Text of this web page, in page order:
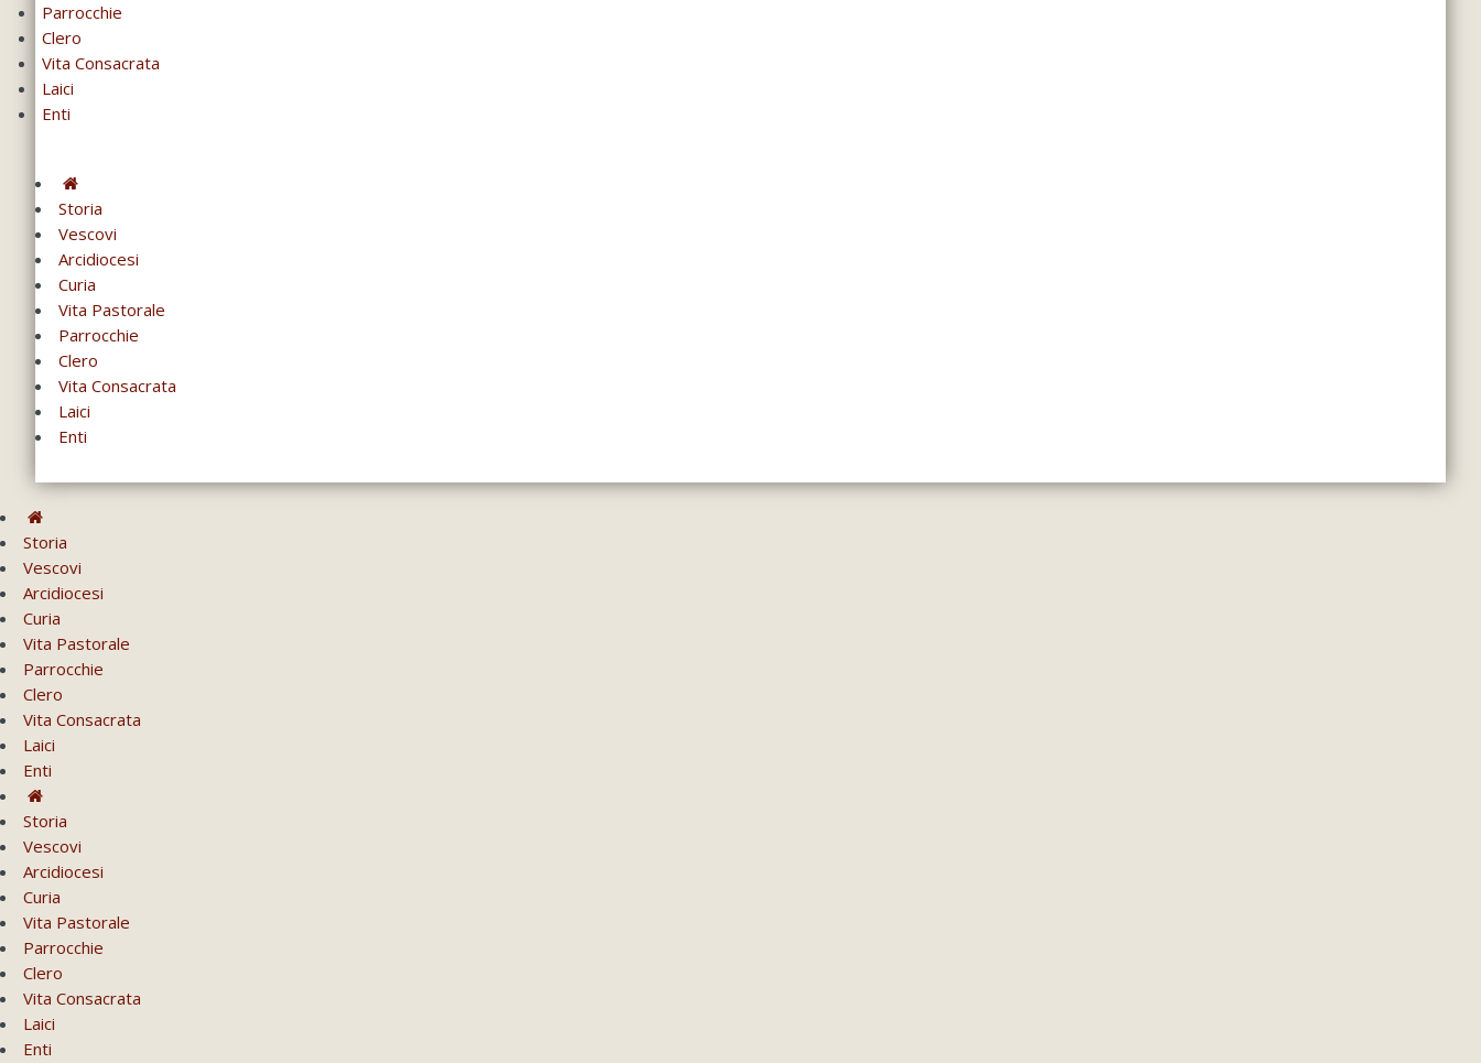
Parrocchie
Clero
Vita Consacrata
Laici
Enti
Storia
Vescovi
Arcidiocesi
Curia
Vita Pastorale
Parrocchie
Clero
Vita Consacrata
Laici
Enti
Storia
Vescovi
Arcidiocesi
Curia
Vita Pastorale
Parrocchie
Clero
Vita Consacrata
Laici
Enti
Storia
Vescovi
Arcidiocesi
Curia
Vita Pastorale
Parrocchie
Clero
Vita Consacrata
Laici
Enti